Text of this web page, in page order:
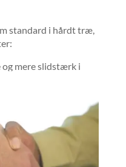
standard i hårdt træ,
mere slidstærk i